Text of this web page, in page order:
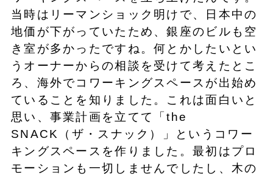
当時はリーマンショック明けで、日本中の
地価が下がっていたため、銀座のビルも空
き室が多かったですね。何とかしたいとい
うオーナーからの相談を受けて考えたとこ
ろ、海外でコワーキングスペースが出始め
ていることを知りました。これは面白いと
思い、事業計画を立てて「the
SNACK（ザ・スナック）」というコワー
キングスペースを作りました。最初はプロ
モーションも一切しませんでしたし、木の